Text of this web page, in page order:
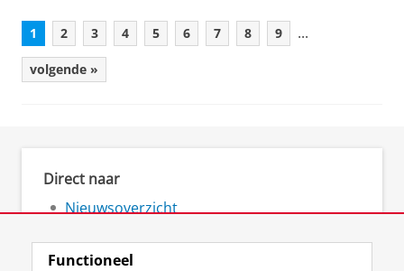
1 2 3 4 5 6 7 8 9 ...
volgende »
Direct naar
Nieuwsoverzicht
Functioneel